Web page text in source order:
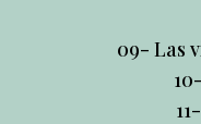
09- Las
11-